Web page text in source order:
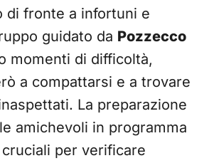
di fronte a infortuni e
guidato da Pozzecco
momenti di difficoltà,
a compattarsi e a trovare
La preparazione
amichevoli in programma
per verificare